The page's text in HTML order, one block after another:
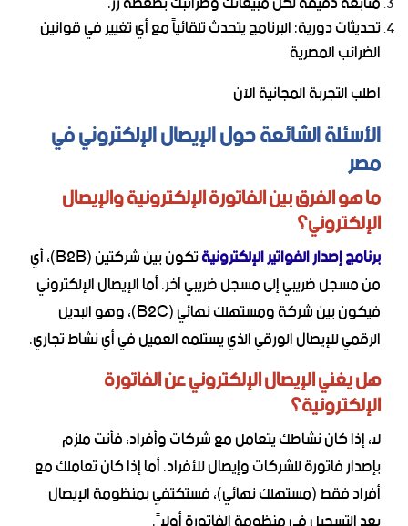
تحديثات دورية: البرنامج يتحدث تلقائياً مع أي تغيير في قوانين
الضرائب المصرية
اطلب التجربة المجانية الآن
الأسئلة الشائعة حول الإيصال الإلكتروني في
مصر
ما هو الفرق بين الفاتورة الإلكترونية والإيصال
الإلكتروني؟
برنامج إصدار الفواتير الإلكترونية تكون بين شركتين (B2B)، أي
من مسجل ضريبي إلى مسجل ضريبي آخر. أما الإيصال الإلكتروني
فيكون بين شركة ومستهلك نهائي (B2C)، وهو البديل
الرقمي للإيصال الورقي الذي يستلمه العميل في أي نشاط تجاري.
هل يغني الإيصال الإلكتروني عن الفاتورة
الإلكترونية؟
لا، إذا كان نشاطك يتعامل مع شركات وأفراد، فأنت ملزم
بإصدار فاتورة للشركات وإيصال للأفراد. أما إذا كان تعاملك مع
أفراد فقط (مستهلك نهائي)، فستكتفي بمنظومة الإيصال